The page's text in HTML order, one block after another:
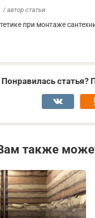
/ автор статьи
при монтаже
Понравилась статья?
также